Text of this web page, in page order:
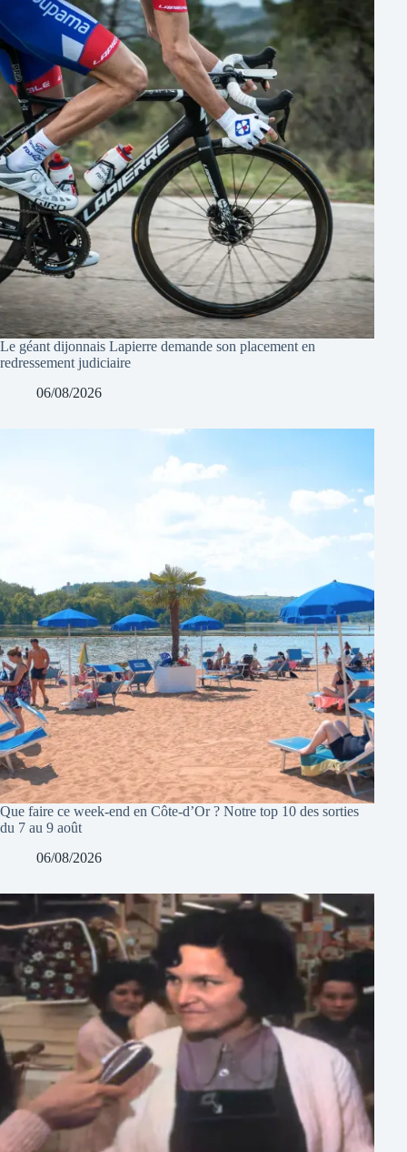
Le géant dijonnais Lapierre demande son placement en
redressement judiciaire
06/08/2026
Que faire ce week-end en Côte-d’Or ? Notre top 10 des sorties
du 7 au 9 août
06/08/2026